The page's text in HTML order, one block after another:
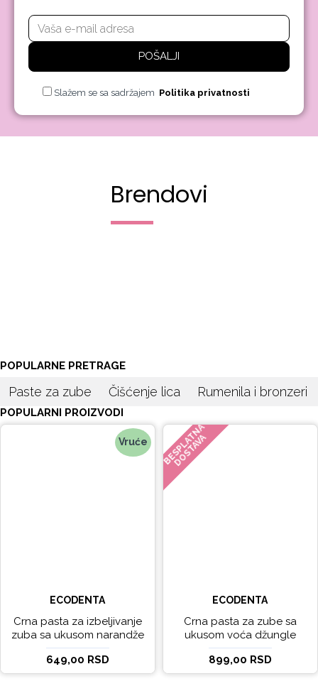
POŠALJI
Slažem se sa sadržajem Politika privatnosti
Brendovi
POPULARNE PRETRAGE
Paste za zube Čišćenje lica Rumenila i bronzeri
POPULARNI PROIZVODI
Vruće
ECODENTA
Crna pasta za izbeljivanje
zuba sa ukusom narandže
Ecodenta 100 ml
649,00 RSD
BESPLATNA
DOSTAVA
ECODENTA
Crna pasta za zube sa
ukusom voća džungle
Ecodenta 75 ml
899,00 RSD